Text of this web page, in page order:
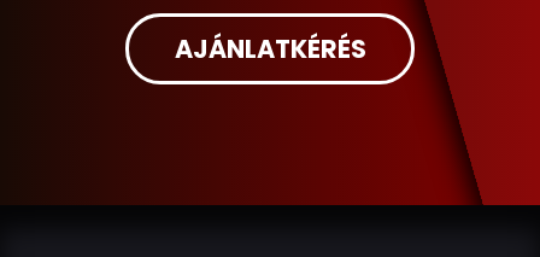
AJÁNLATKÉRÉS